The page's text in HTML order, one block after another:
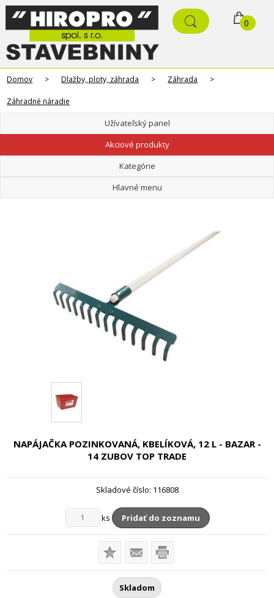
0
Domov > Dlažby, ploty, záhrada > Záhrada >
Záhradné náradie
Užívateľský panel
Akciové produkty
Kategórie
Hlavné menu
NAPÁJAČKA POZINKOVANÁ, KBELÍKOVÁ, 12 L - BAZAR -
14 ZUBOV TOP TRADE
Skladové číslo: 116808
ks Pridať do zoznamu
Skladom